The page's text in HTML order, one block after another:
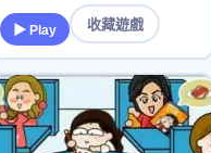
▶ Play 收藏遊戲